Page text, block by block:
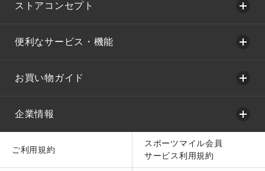
ストアコンセプト
便利なサービス・機能
お買い物ガイド
企業情報
ご利用規約
スポーツマイル会員
サービス利用規約